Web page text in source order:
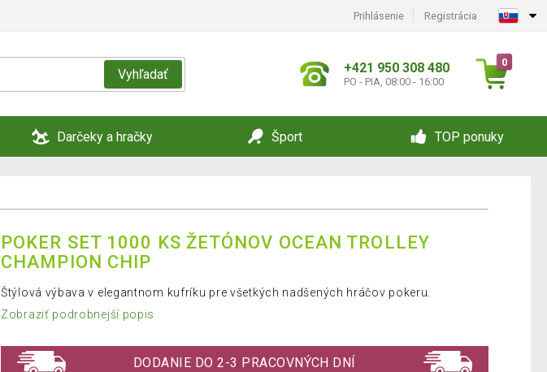
Prihlásenie Registrácia
Vyhľadať +421 950 308 480
PO - PIA, 08:00 - 16:00
0
Darčeky a hračky Šport TOP ponuky
POKER SET 1000 KS ŽETÓNOV OCEAN TROLLEY
CHAMPION CHIP
Štýlová výbava v elegantnom kufríku pre všetkých nadšených hráčov pokeru.
Zobraziť podrobnejší popis
DODANIE DO 2-3 PRACOVNÝCH DNÍ